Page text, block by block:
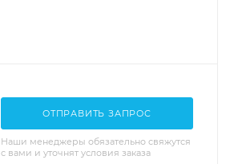
ОТПРАВИТЬ ЗАПРОС
Наши менеджеры обязательно свяжутся
с вами и уточнят условия заказа